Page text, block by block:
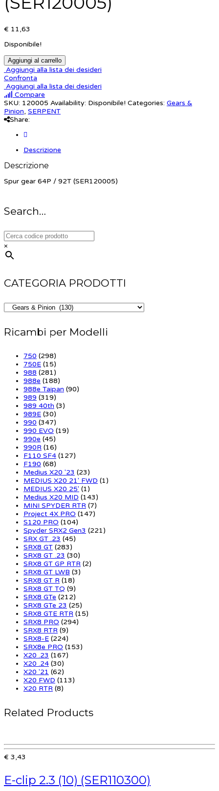
€ 11,63
Disponibile!
Aggiungi al carrello
Aggiungi alla lista dei desideri
Confronta
Aggiungi alla lista dei desideri
Compare
SKU: 120005 Availability: Disponibile! Categories: Gears &
Pinion, SERPENT
Share:
Descrizione
Descrizione
Spur gear 64P / 92T (SER120005)
Search…
×
CATEGORIA PRODOTTI
Ricambi per Modelli
750 (298)
750E (15)
988 (281)
988e (188)
988e Taipan (90)
989 (319)
989 40th (3)
989E (30)
990 (347)
990 EVO (19)
990e (45)
990R (16)
F110 SF4 (127)
F190 (68)
Medius X20 '23 (23)
MEDIUS X20 21' FWD (1)
MEDIUS X20 25' (1)
Medius X20 MID (143)
MINI SPYDER RTR (7)
Project 4X PRO (147)
S120 PRO (104)
Spyder SRX2 Gen3 (221)
SRX GT .23 (45)
SRX8 GT (283)
SRX8 GT .23 (30)
SRX8 GT GP RTR (2)
SRX8 GT LWB (3)
SRX8 GT R (18)
SRX8 GT TQ (9)
SRX8 GTe (212)
SRX8 GTe 23 (25)
SRX8 GTE RTR (15)
SRX8 PRO (294)
SRX8 RTR (9)
SRX8-E (224)
SRX8e PRO (153)
X20 .23 (167)
X20 .24 (30)
X20 '21 (62)
X20 FWD (113)
X20 RTR (8)
Related Products
€ 3,43
E-clip 2.3 (10) (SER110300)